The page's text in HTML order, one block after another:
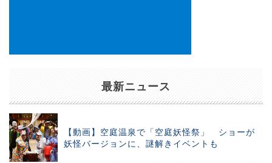
最新ニュース
【動画】空庭温泉で「空庭妖怪祭」 ショーが
妖怪バージョンに、謎解きイベントも